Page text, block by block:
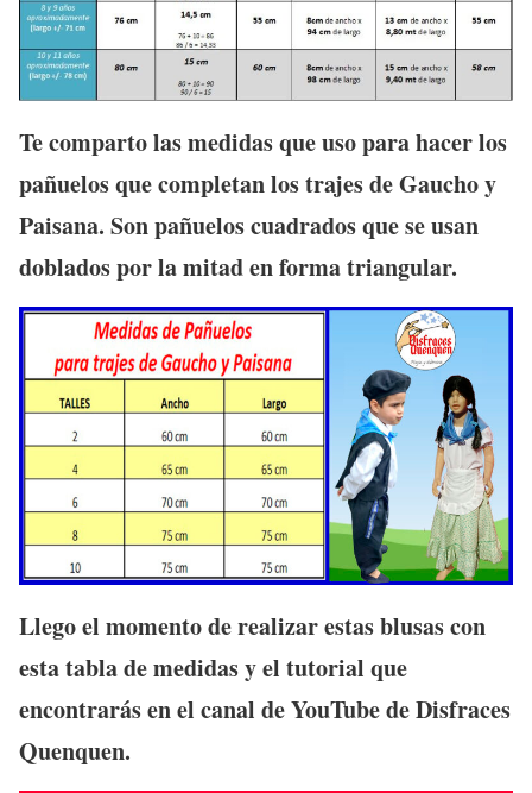
Te comparto las medidas que uso para hacer los
pañuelos que completan los trajes de Gaucho y
Paisana. Son pañuelos cuadrados que se usan
doblados por la mitad en forma triangular.
Llego el momento de realizar estas blusas con
esta tabla de medidas y el tutorial que
encontrarás en el canal de YouTube de Disfraces
Quenquen.